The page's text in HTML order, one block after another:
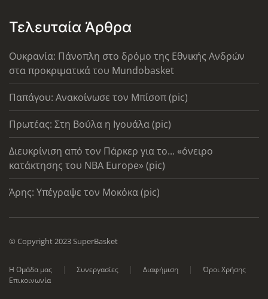
Τελευταία Άρθρα
Ουκρανία: Πάνοπλη στο δρόμο της Εθνικής Ανδρών
στα προκριματικά του Mundobasket
Παπάγου: Ανακοίνωσε τον Μπίσοπ (pic)
Πρωτέας: Στη Βούλα η Ιγουάλα (pic)
Διευκρίνιση από τον Πάρκερ για το... «όνειρο
κατάκτησης του ΝΒΑ Europe» (pic)
Άρης: Υπέγραψε τον Μοκόκα (pic)
© Copyright 2023 SuperBasket
Η Ομάδα μας Συνεργασίες Διαφήμιση
Όροι Χρήσης
Επικοινωνία